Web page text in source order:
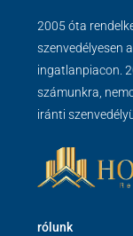
2005 óta
szenvedélyesen
ingatlanpiacon.
számunkra,
iránti
rólunk